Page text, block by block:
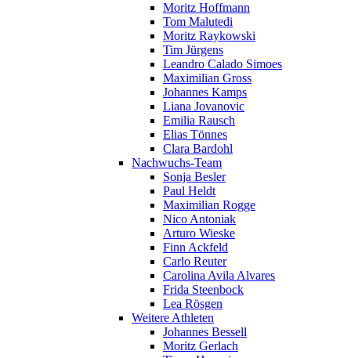
Moritz Hoffmann
Tom Malutedi
Moritz Raykowski
Tim Jürgens
Leandro Calado Simoes
Maximilian Gross
Johannes Kamps
Liana Jovanovic
Emilia Rausch
Elias Tönnes
Clara Bardohl
Nachwuchs-Team
Sonja Besler
Paul Heldt
Maximilian Rogge
Nico Antoniak
Arturo Wieske
Finn Ackfeld
Carlo Reuter
Carolina Avila Alvares
Frida Steenbock
Lea Rösgen
Weitere Athleten
Johannes Bessell
Moritz Gerlach